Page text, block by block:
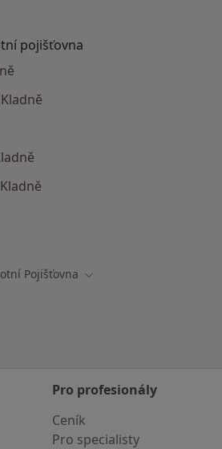
pojišťovna
Pojišťovna Změna města
Pro profesionály
Ceník
Pro specialisty